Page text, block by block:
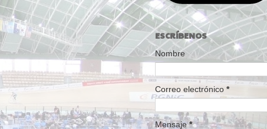
ESCRÍBENOS
Nombre
Correo electrónico *
Mensaje*